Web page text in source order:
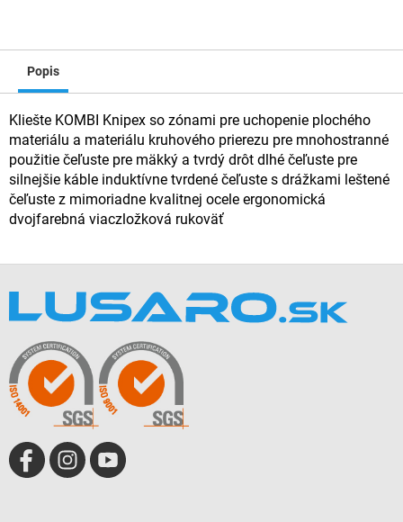
Popis
Kliešte KOMBI Knipex so zónami pre uchopenie plochého
materiálu a materiálu kruhového prierezu pre mnohostranné
použitie čeľuste pre mäkký a tvrdý drôt dlhé čeľuste pre
silnejšie káble induktívne tvrdené čeľuste s drážkami leštené
čeľuste z mimoriadne kvalitnej ocele ergonomická
dvojfarebná viaczložková rukoväť